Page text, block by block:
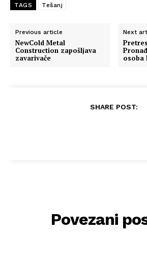
TAGS Tešanj
Previous article
NewCold Metal
Construction zapošljava
zavarivače
Next
osoba
SHARE POST:
Povezani